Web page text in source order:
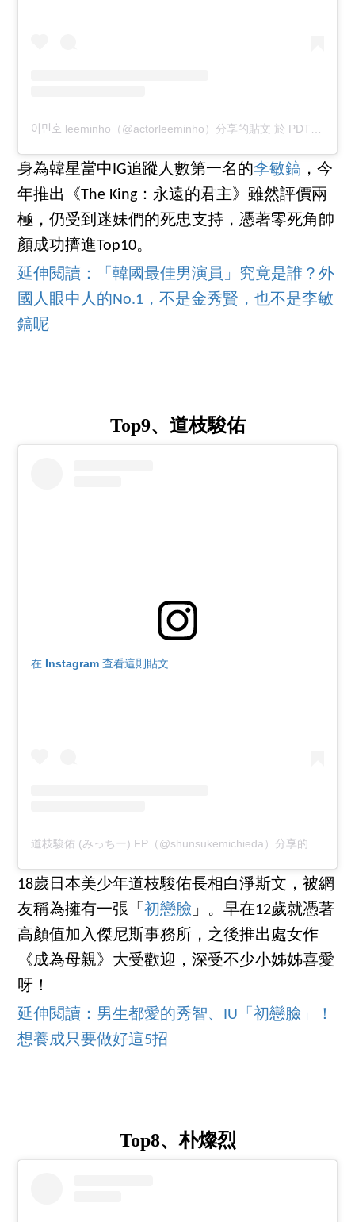
이민호 leeminho（@actorleeminho）分享的貼文 於 PDT 2020 年 9月 月 21 日 上午 4:03
身為韓星當中IG追蹤人數第一名的李敏鎬 ，今
年推出《The King：永遠的君主》雖然評價兩
極，仍受到迷妹們的死忠支持，憑著零死角帥
顏成功擠進Top10。
延伸閱讀：「韓國最佳男演員」究竟是誰？外
國人眼中人的No.1，不是金秀賢，也不是李敏
鎬呢
Top9、道枝駿佑
在 Instagram 查看這則貼文
18歲日本美少年道枝駿佑長相白淨斯文，被網
友稱為擁有一張「初戀臉 」。早在12歲就憑著
高顏值加入傑尼斯事務所，之後推出處女作
《成為母親》大受歡迎，深受不少小姊姊喜愛
呀！
延伸閱讀：男生都愛的秀智、IU「初戀臉」！
想養成只要做好這5招
Top8、朴燦烈